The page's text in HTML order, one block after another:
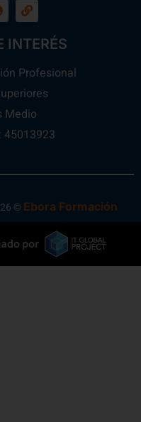
INTERÉS
Profesional
Medio
45013923
© Ebora Formación